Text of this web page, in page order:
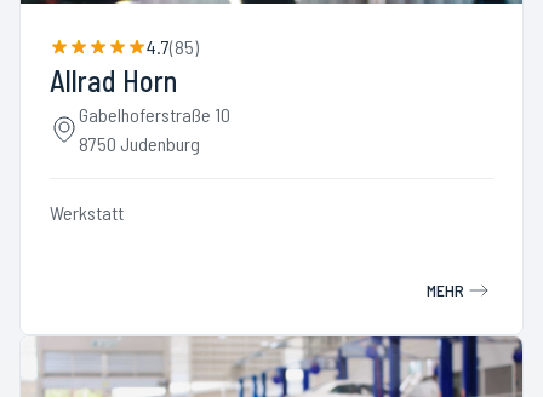
4.7(85)
Allrad Horn
Gabelhoferstraße 10
8750 Judenburg
Werkstatt
MEHR